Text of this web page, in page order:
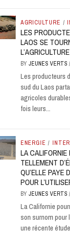
AGRICULTURE /
LES
LAOS SE
BY JEUNES VERTS /
Les producteurs
sud du Laos
agricoles
fois leurs...
ENERGIE /
LA CALIFORNIE
TELLEMENT
QU’ELLE PAYE
POUR
BY JEUNES VERTS /
La Californie
son surnom pour
une récente